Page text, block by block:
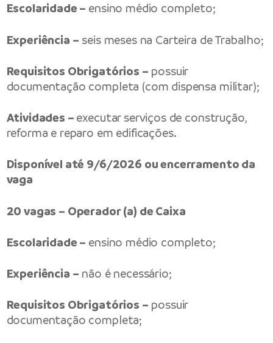
Escolaridade – ensino médio completo;
Experiência – seis meses na Carteira de Trabalho;
Requisitos Obrigatórios – possuir
documentação completa (com dispensa militar);
Atividades – executar serviços de construção,
reforma e reparo em edificações.
Disponível até 9/6/2026 ou encerramento da
vaga
20 vagas – Operador (a) de Caixa
Escolaridade – ensino médio completo;
Experiência – não é necessário;
Requisitos Obrigatórios – possuir
documentação completa;